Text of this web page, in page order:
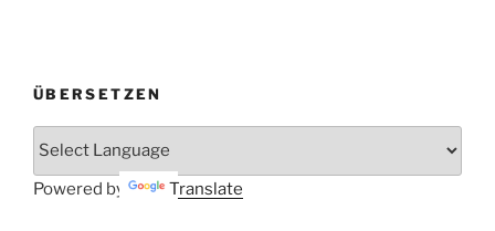
ÜBERSETZEN
Powered by Translate